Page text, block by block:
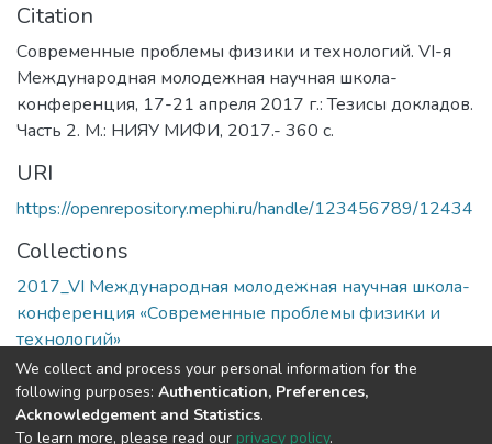
Citation
Современные проблемы физики и технологий. VI-я
Международная молодежная научная школа-
конференция, 17-21 апреля 2017 г.: Тезисы докладов.
Часть 2. М.: НИЯУ МИФИ, 2017.- 360 с.
URI
https://openrepository.mephi.ru/handle/123456789/12434
Collections
2017_VI Международная молодежная научная школа-
конференция «Современные проблемы физики и
технологий»
Full item page
We collect and process your personal information for the
following purposes: Authentication, Preferences,
Acknowledgement and Statistics.
To learn more, please read our privacy policy.